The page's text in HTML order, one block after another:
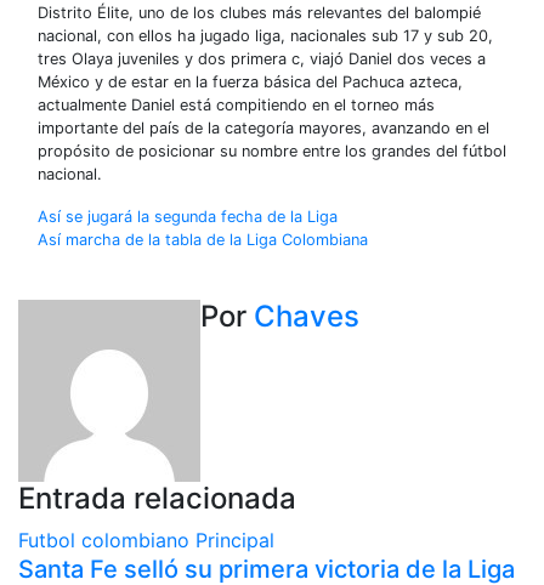
Distrito Élite, uno de los clubes más relevantes del balompié
nacional, con ellos ha jugado liga, nacionales sub 17 y sub 20,
tres Olaya juveniles y dos primera c, viajó Daniel dos veces a
México y de estar en la fuerza básica del Pachuca azteca,
actualmente Daniel está compitiendo en el torneo más
importante del país de la categoría mayores, avanzando en el
propósito de posicionar su nombre entre los grandes del fútbol
nacional.
Navegación
Así se jugará la segunda fecha de la Liga
Así marcha de la tabla de la Liga Colombiana
Por Chaves
Entrada relacionada
Futbol colombiano Principal
Santa Fe selló su primera victoria de la Liga